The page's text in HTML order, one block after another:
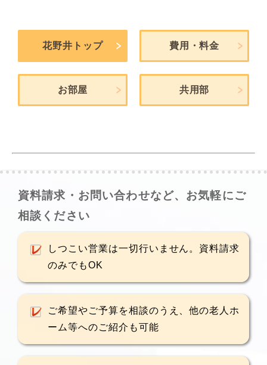
花野井トップ 費用・料金
お部屋 共用部
資料請求・お問い合わせなど、お気軽にご
相談ください
しつこい営業は一切行いません。資料請求
のみでもOK
ご希望やご予算を相談のうえ、他の老人ホ
ーム等へのご紹介も可能